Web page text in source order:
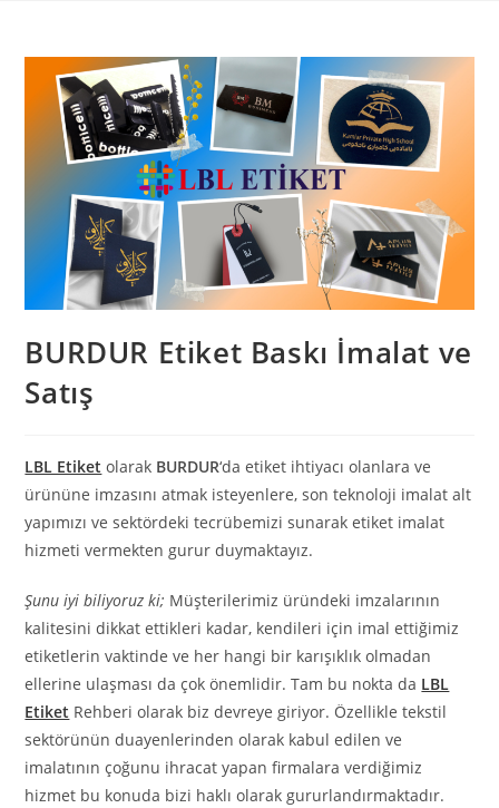
BURDUR Etiket Baskı İmalat ve
Satış
LBL Etiket olarak BURDUR‘da etiket ihtiyacı olanlara ve
ürününe imzasını atmak isteyenlere, son teknoloji imalat alt
yapımızı ve sektördeki tecrübemizi sunarak etiket imalat
hizmeti vermekten gurur duymaktayız.
Şunu iyi biliyoruz ki; Müşterilerimiz üründeki imzalarının
kalitesini dikkat ettikleri kadar, kendileri için imal ettiğimiz
etiketlerin vaktinde ve her hangi bir karışıklık olmadan
ellerine ulaşması da çok önemlidir. Tam bu nokta da LBL
Etiket Rehberi olarak biz devreye giriyor. Özellikle tekstil
sektörünün duayenlerinden olarak kabul edilen ve
imalatının çoğunu ihracat yapan firmalara verdiğimiz
hizmet bu konuda bizi haklı olarak gururlandırmaktadır.